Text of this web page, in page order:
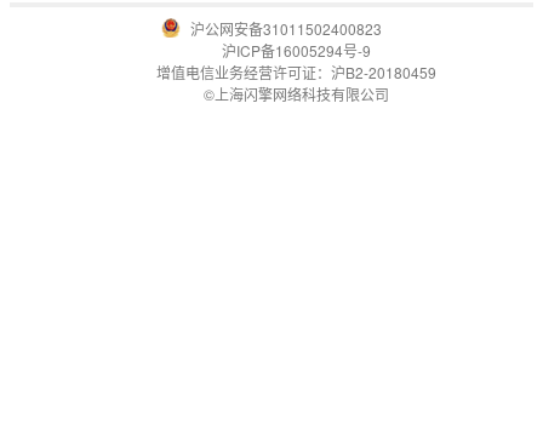
沪公网安备31011502400823
沪ICP备16005294号-9
增值电信业务经营许可证：沪B2-20180459
©上海闪擎网络科技有限公司